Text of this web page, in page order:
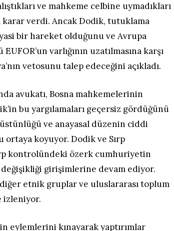
ve mahkeme celbine uymadıkları
verdi. Ancak Dodik, tutuklama
bir hareket olduğunu ve Avrupa
varlığının uzatılmasına karşı
vetosunu talep edeceğini açıkladı.
avukatı, Bosna mahkemelerinin
bu yargılamaları geçersiz gördüğünü
ve anayasal düzenin ciddi
koyuyor. Dodik ve Sırp
kontrolündeki özerk cumhuriyetin
girişimlerine devam ediyor.
etnik gruplar ve uluslararası toplum
izleniyor.
eylemlerini kınayarak yaptırımlar